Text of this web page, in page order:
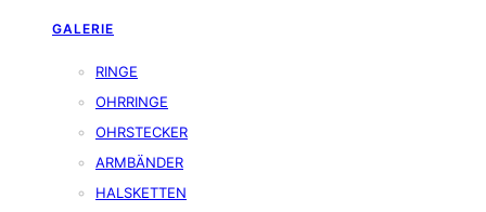
GALERIE
RINGE
OHRRINGE
OHRSTECKER
ARMBÄNDER
HALSKETTEN